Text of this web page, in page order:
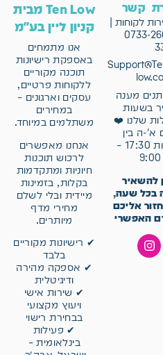
קשר
לקוחות |
0733-
מענה
בשעות
שלנו ❤️
א'-ה בין
השעות 17:30 –
9:00
להשאיר
בכל שעה,
אליכם
האפשרי
Ten Low מבית
קניון ליין בע"מ
אנו מתמחים
באספקת רישיונות
תוכנה מקוריים
ללקוחות פרטיים,
עסקים וארגונים –
במחירים
משתלמים במיוחד.
אנחנו מאפשרים
לרכוש תוכנות
חיוניות ומתקדמות
בקלות, בזמינות
מיידית ובלי לשלם
מחירי מדף
מיותרים.
✔ רישיונות מקוריים
בלבד
✔ אספקה מהירה
ודיגיטלית
✔ שירות אישי
ויעוץ מקצועי
בבחירת רישוי
✔ פעילות
בינלאומית –